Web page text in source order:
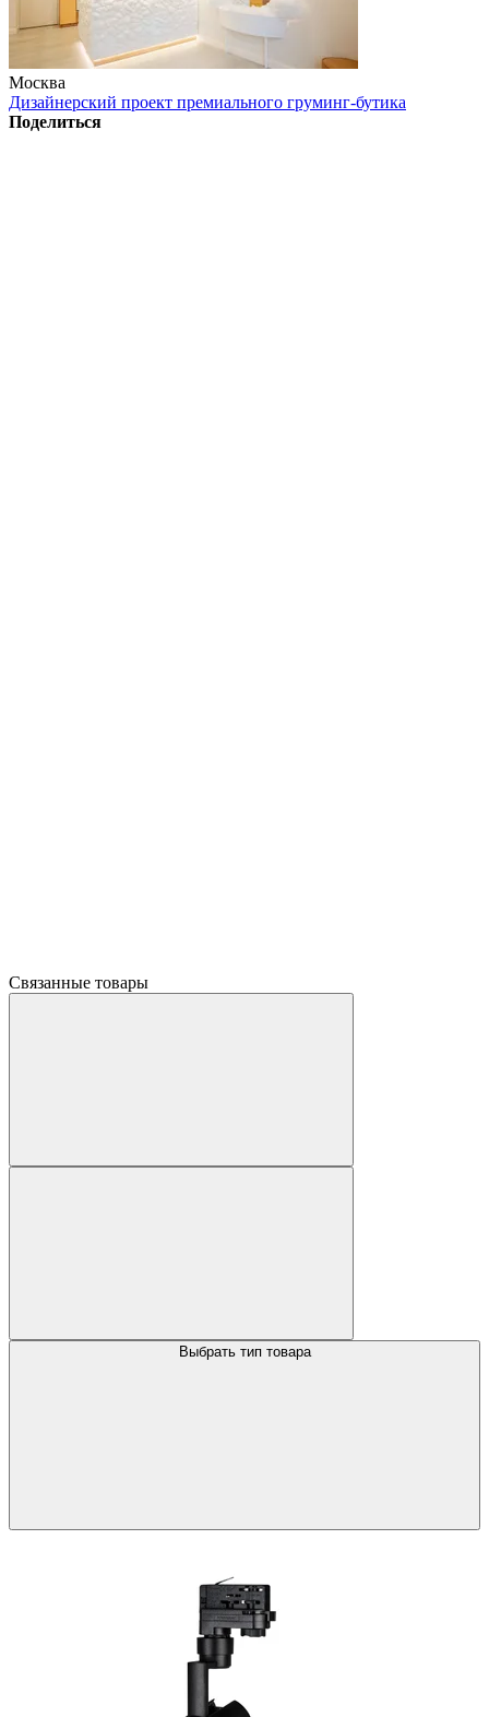
Москва
Дизайнерский проект премиального груминг-бутика
Поделиться
Связанные товары
Выбрать тип товара